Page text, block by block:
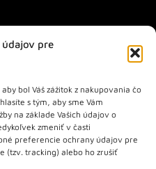
údajov pre
bol Váš zážitok z nakupovania čo
s tým, aby sme Vám
na základe Vašich údajov o
zmeniť v časti
preferencie ochrany údajov pre
(tzv. tracking) alebo ho zrušiť
od roku 2010. Na našej
ako 1000+ značkových